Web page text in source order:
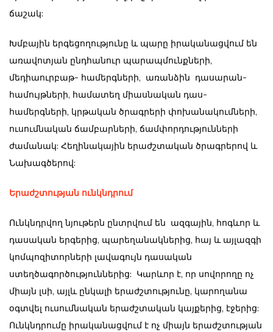
ճաշակ:
Խմբային երգեցողությունը և պարը իրականացվում են
առավոտյան ընդհանուր պարապմունքների,
մեդիաուրբաթ- համերգների, առանձին դասարան-
համույթների, համատեղ միասնական դաս-
համերգների, կրթական ծրագրերի փոխանակումների,
ուսումնական ճամբարների, ճամփորդությունների
ժամանակ: Հեղինակային երաժշտական ծրագրերով և
Նախագծերով:
Երաժշտության ունկնդրում
Ունկնդրվող նյութերն ընտրվում են ազգային, հոգևոր և
դասական երգերից, պարեղանակներից, հայ և այլազգի
կոմպոզիտորների լավագույն դասական
ստեղծագործություններից: Կարևոր է, որ սովորողը ոչ
միայն լսի, այլև ընկալի երաժշտությունը, կարողանա
օգտվել ուսումնական երաժշտական կայքերից, էջերից:
Ունկնդրումը իրականացվում է ոչ միայն երաժշտության